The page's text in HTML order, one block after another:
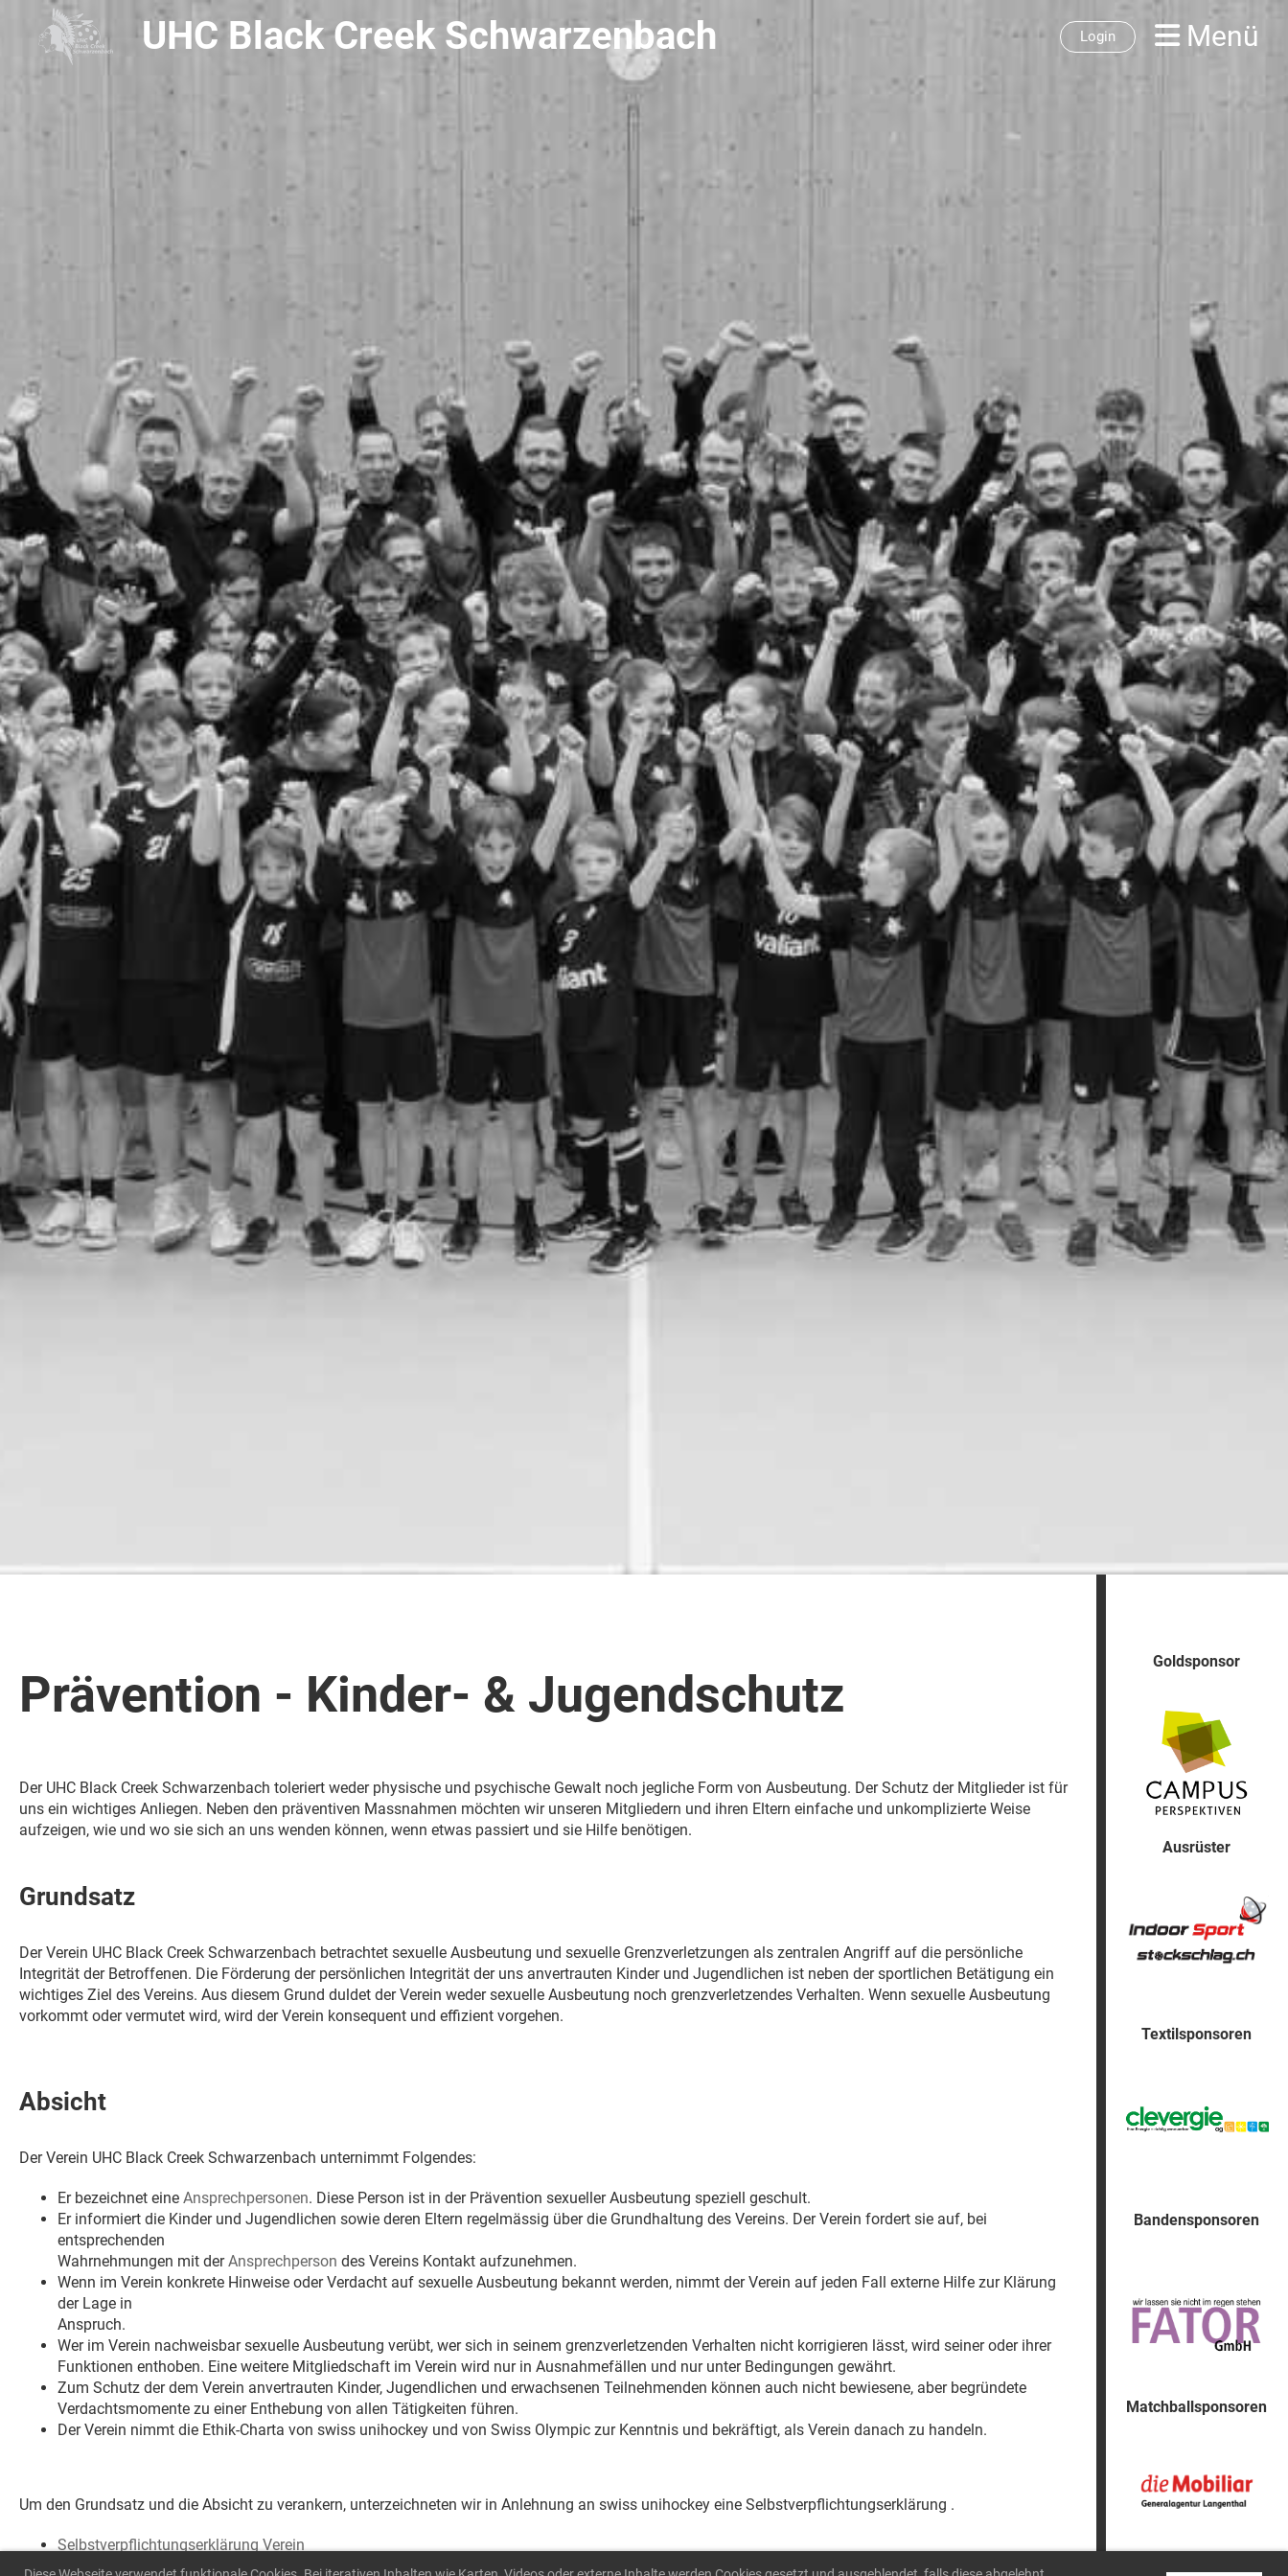
UHC Black Creek Schwarzenbach Login Menü
Prävention - Kinder- & Jugendschutz
Der UHC Black Creek Schwarzenbach toleriert weder physische und psychische Gewalt noch jegliche Form von Ausbeutung. Der Schutz der Mitglieder ist für
uns ein wichtiges Anliegen. Neben den präventiven Massnahmen möchten wir unseren Mitgliedern und ihren Eltern einfache und unkomplizierte Weise
aufzeigen, wie und wo sie sich an uns wenden können, wenn etwas passiert und sie Hilfe benötigen.
Grundsatz
Der Verein UHC Black Creek Schwarzenbach betrachtet sexuelle Ausbeutung und sexuelle Grenzverletzungen als zentralen Angriff auf die persönliche
Integrität der Betroffenen. Die Förderung der persönlichen Integrität der uns anvertrauten Kinder und Jugendlichen ist neben der sportlichen Betätigung ein
wichtiges Ziel des Vereins. Aus diesem Grund duldet der Verein weder sexuelle Ausbeutung noch grenzverletzendes Verhalten. Wenn sexuelle Ausbeutung
vorkommt oder vermutet wird, wird der Verein konsequent und effizient vorgehen.
Absicht
Der Verein UHC Black Creek Schwarzenbach unternimmt Folgendes:
Er bezeichnet eine Ansprechpersonen. Diese Person ist in der Prävention sexueller Ausbeutung speziell geschult.
Er informiert die Kinder und Jugendlichen sowie deren Eltern regelmässig über die Grundhaltung des Vereins. Der Verein fordert sie auf, bei
entsprechenden
Wahrnehmungen mit derAnsprechperson des Vereins Kontakt aufzunehmen.
Wenn im Verein konkrete Hinweise oder Verdacht auf sexuelle Ausbeutung bekannt werden, nimmt der Verein auf jeden Fall externe Hilfe zur Klärung
der Lage in
Anspruch.
Wer im Verein nachweisbar sexuelle Ausbeutung verübt, wer sich in seinem grenzverletzenden Verhalten nicht korrigieren lässt, wird seiner oder ihrer
Funktionen enthoben. Eine weitere Mitgliedschaft im Verein wird nur in Ausnahmefällen und nur unter Bedingungen gewährt.
Zum Schutz der dem Verein anvertrauten Kinder, Jugendlichen und erwachsenen Teilnehmenden können auch nicht bewiesene, aber begründete
Verdachtsmomente zu einer Enthebung von allen Tätigkeiten führen.
Der Verein nimmt die Ethik-Charta von swiss unihockey und von Swiss Olympic zur Kenntnis und bekräftigt, als Verein danach zu handeln.
Um den Grundsatz und die Absicht zu verankern, unterzeichneten wir in Anlehnung an swiss unihockey eine Selbstverpflichtungserklärung .
Selbstverpflichtungserklärung Verein
Goldsponsor
Ausrüster
Textilsponsoren
Bandensponsoren
Matchballsponsoren